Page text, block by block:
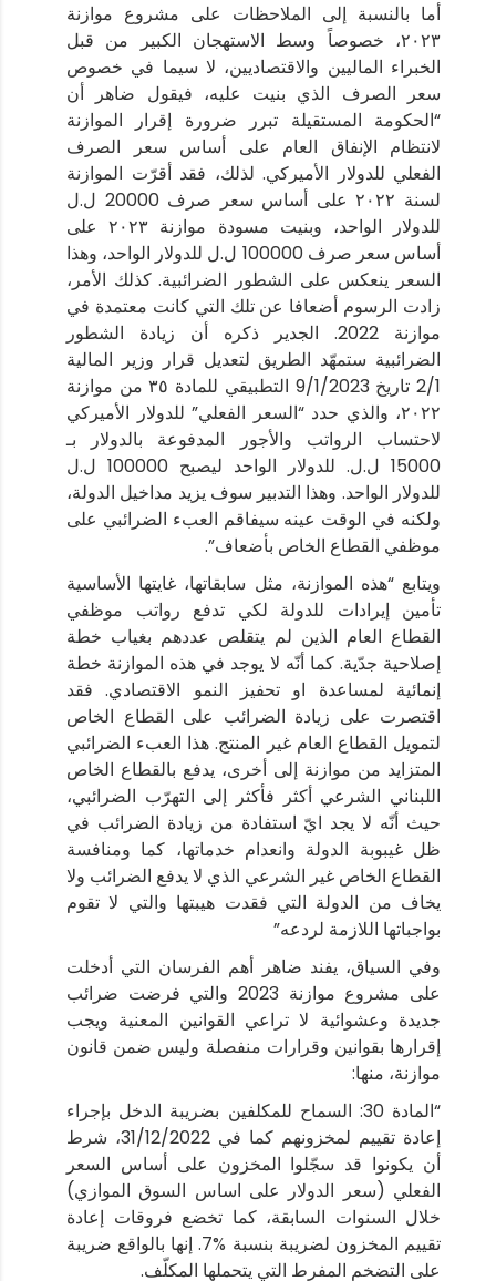
أما بالنسبة إلى الملاحظات على مشروع موازنة
٢٠٢٣، خصوصاً وسط الاستهجان الكبير من قبل
الخبراء الماليين والاقتصاديين، لا سيما في خصوص
سعر الصرف الذي بنيت عليه، فيقول ضاهر أن
“الحكومة المستقيلة تبرر ضرورة إقرار الموازنة
لانتظام الإنفاق العام على أساس سعر الصرف
الفعلي للدولار الأميركي. لذلك، فقد أقرّت الموازنة
لسنة ٢٠٢٢ على أساس سعر صرف 20000 ل.ل
للدولار الواحد، وبنيت مسودة موازنة ٢٠٢٣ على
أساس سعر صرف 100000 ل.ل للدولار الواحد، وهذا
السعر ينعكس على الشطور الضرائبية. كذلك الأمر،
زادت الرسوم أضعافا عن تلك التي كانت معتمدة في
موازنة 2022. الجدير ذكره أن زيادة الشطور
الضرائبية ستمهّد الطريق لتعديل قرار وزير المالية
2/1 تاريخ 9/1/2023 التطبيقي للمادة ٣٥ من موازنة
٢٠٢٢، والذي حدد “السعر الفعلي” للدولار الأميركي
لاحتساب الرواتب والأجور المدفوعة بالدولار بـ
15000 ل.ل. للدولار الواحد ليصبح 100000 ل.ل
للدولار الواحد. وهذا التدبير سوف يزيد مداخيل الدولة،
ولكنه في الوقت عينه سيفاقم العبء الضرائبي على
موظفي القطاع الخاص بأضعاف”.
ويتابع “هذه الموازنة، مثل سابقاتها، غايتها الأساسية
تأمين إيرادات للدولة لكي تدفع رواتب موظفي
القطاع العام الذين لم يتقلص عددهم بغياب خطة
إصلاحية جدّية. كما أنّه لا يوجد في هذه الموازنة خطة
إنمائية لمساعدة او تحفيز النمو الاقتصادي. فقد
اقتصرت على زيادة الضرائب على القطاع الخاص
لتمويل القطاع العام غير المنتج. هذا العبء الضرائبي
المتزايد من موازنة إلى أخرى، يدفع بالقطاع الخاص
اللبناني الشرعي أكثر فأكثر إلى التهرّب الضرائبي،
حيث أنّه لا يجد ايّ استفادة من زيادة الضرائب في
ظل غيبوبة الدولة وانعدام خدماتها، كما ومنافسة
القطاع الخاص غير الشرعي الذي لا يدفع الضرائب ولا
يخاف من الدولة التي فقدت هيبتها والتي لا تقوم
بواجباتها اللازمة لردعه”
وفي السياق، يفند ضاهر أهم الفرسان التي أدخلت
على مشروع موازنة 2023 والتي فرضت ضرائب
جديدة وعشوائية لا تراعي القوانين المعنية ويجب
إقرارها بقوانين وقرارات منفصلة وليس ضمن قانون
موازنة، منها:
“المادة 30: السماح للمكلفين بضريبة الدخل بإجراء
إعادة تقييم لمخزونهم كما في 31/12/2022، شرط
أن يكونوا قد سجّلوا المخزون على أساس السعر
الفعلي (سعر الدولار على اساس السوق الموازي)
خلال السنوات السابقة، كما تخضع فروقات إعادة
تقييم المخزون لضريبة بنسبة %7. إنها بالواقع ضريبة
على التضخم المفرط التي يتحملها المكلّف.